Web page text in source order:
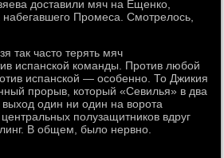
доставили мяч на Ещенко,
набегавшего Промеса. Смотрелось,
так часто терять мяч
испанской команды. Против любой
испанской — особенно. То Джикия
прорыв, который «Севилья» в два
один ни один на ворота
полузащитников вдруг
В общем, было нервно.